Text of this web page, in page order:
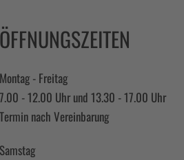
ÖFFNUNGSZEITEN
Montag - Freitag
7.00 - 12.00 Uhr und 13.30 - 17.00 Uhr
Termin nach Vereinbarung
Samstag